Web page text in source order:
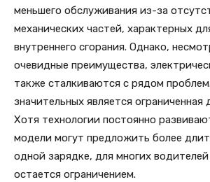
меньшего обслуживания из-за
механических частей, характерных
внутреннего сгорания. Однако,
очевидные преимущества,
также сталкиваются с рядом
значительных является ограниченная
Хотя технологии постоянно
модели могут предложить более
одной зарядке, для многих
остается ограничением.